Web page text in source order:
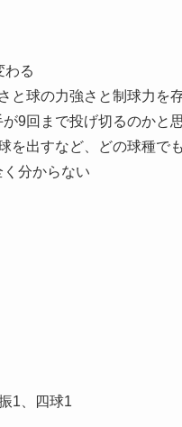
わる
と球の力強さと制球力を
9回まで投げ切るのかと
を出すなど、どの球種で
分からない
1、四球1